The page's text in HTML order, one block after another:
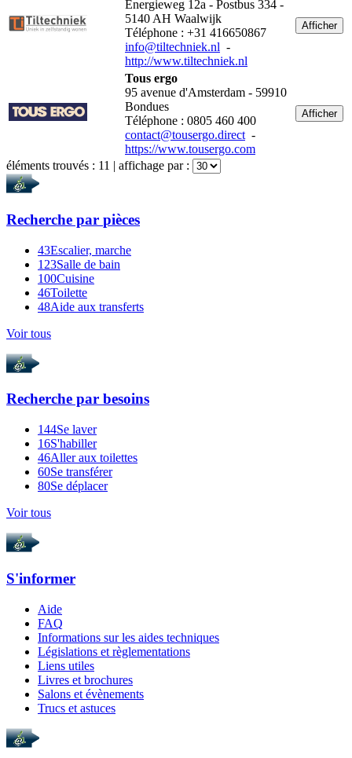
Energieweg 12a - Postbus 334 -
5140 AH Waalwijk
Téléphone : +31 416650867
info@tiltechniek.nl -
http://www.tiltechniek.nl
Afficher
Tous ergo
95 avenue d'Amsterdam - 59910
Bondues
Téléphone : 0805 460 400
contact@tousergo.direct -
https://www.tousergo.com
Afficher
éléments trouvés : 11 | affichage par :
Recherche par pièces
43Escalier, marche
123Salle de bain
100Cuisine
46Toilette
48Aide aux transferts
Voir tous
Recherche par besoins
144Se laver
16S'habiller
46Aller aux toilettes
60Se transférer
80Se déplacer
Voir tous
S'informer
Aide
FAQ
Informations sur les aides techniques
Législations et règlementations
Liens utiles
Livres et brochures
Salons et évènements
Trucs et astuces